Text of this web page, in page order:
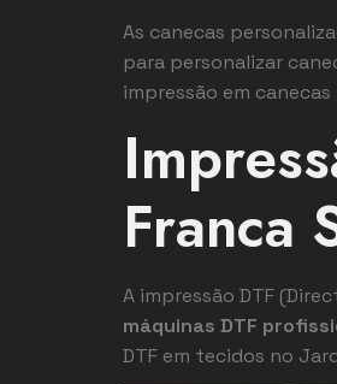
As canecas
para personalizar
impressão em canecas
Franca
A impressão DTF
máquinas DTF
DTF em tecidos no